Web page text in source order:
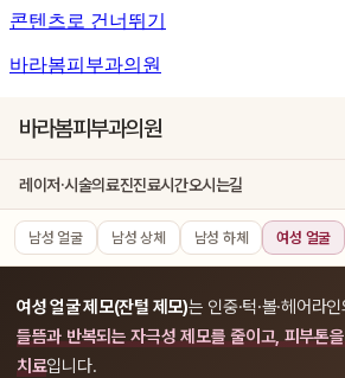
콘텐츠로 건너뛰기
바라봄피부과의원
바라봄피부과의원
레이저·시술의료진진료시간오시는길
남성 얼굴 남성 상체 남성 하체 여성 얼굴
여성 얼굴 제모(잔털 제모)는 인중·턱·볼·헤어라
들뜸과 반복되는 자극성 제모를 줄이고, 피부톤
치료입니다.